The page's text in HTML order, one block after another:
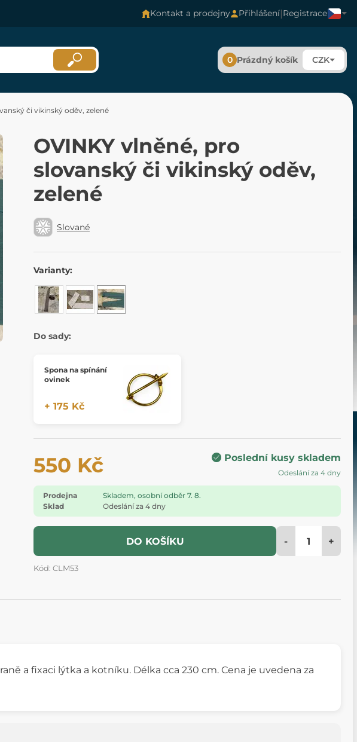
Kontakt a prodejny Přihlášení|Registrace
0 Prázdný košík CZK
či vikinský oděv, zelené
OVINKY vlněné, pro
slovanský či vikinský oděv,
zelené
Slované
Varianty:
Do sady:
Spona na spínání
ovinek
+ 175 Kč
550 Kč Poslední kusy skladem
Odeslání za 4 dny
Prodejna
Skladem, osobní odběr 7. 8.
Sklad
Odeslání za 4 dny
DO KOŠÍKU - +
Kód: CLM53
a fixaci lýtka a kotníku. Délka cca 230 cm. Cena je uvedena za